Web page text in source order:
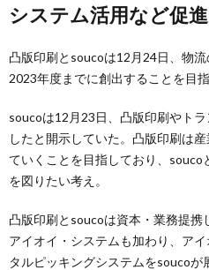
システム活用など促進
凸版印刷とsoucoは12月24日、物
2023年度までに創出することを目指
soucoは12月23日、凸版印刷やト
したと開示していた。凸版印刷は
ていくことを目指しており、
を図りたい考え。
凸版印刷とsoucoは資本・業務提
アイオイ・システムも加わり、ア
タルピッキングシステムをsouco